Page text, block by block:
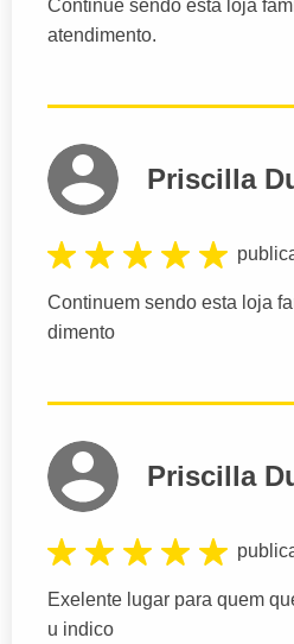
Continue sendo esta loja
atendimento.
Priscilla
Continuem sendo esta loja
dimento
Priscilla
Exelente lugar para quem
u indico